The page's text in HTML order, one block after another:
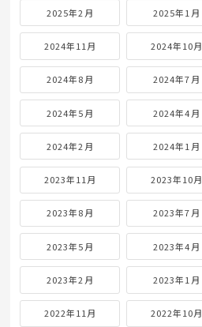
2025年2月 2025年1月
2024年11月 2024年10月
2024年8月 2024年7月
2024年5月 2024年4月
2024年2月 2024年1月
2023年11月 2023年10月
2023年8月 2023年7月
2023年5月 2023年4月
2023年2月 2023年1月
2022年11月 2022年10月